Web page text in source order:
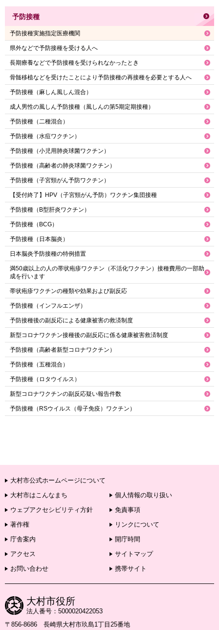
予防接種
予防接種実施指定医療機関
県外などで予防接種を受ける人へ
長期療養などで予防接種を受けられなかったとき
骨髄移植などを受けたことにより予防接種の再接種を必要とする人へ
予防接種（麻しん風しん混合）
成人男性の風しん予防接種（風しんの第5期定期接種）
予防接種（二種混合）
予防接種（水痘ワクチン）
予防接種（小児用肺炎球菌ワクチン）
予防接種（高齢者の肺炎球菌ワクチン）
予防接種（子宮頸がん予防ワクチン）
【受付終了】HPV（子宮頸がん予防）ワクチン集団接種
予防接種（B型肝炎ワクチン）
予防接種（BCG）
予防接種（日本脳炎）
日本脳炎予防接種の特例措置
満50歳以上の人の帯状疱疹ワクチン（不活化ワクチン）接種費用の一部助
成を行います
帯状疱疹ワクチンの種類や効果および副反応
予防接種（インフルエンザ）
予防接種後の副反応による健康被害の救済制度
新型コロナワクチン接種後の副反応に係る健康被害救済制度
予防接種（高齢者新型コロナワクチン）
予防接種（五種混合）
予防接種（ロタウイルス）
新型コロナワクチンの副反応疑い報告件数
予防接種（RSウイルス（母子免疫）ワクチン）
大村市公式ホームページについて
大村市はこんなまち
個人情報の取り扱い
ウェブアクセシビリティ方針
免責事項
著作権
リンクについて
庁舎案内
開庁時間
アクセス
サイトマップ
お問い合わせ
携帯サイト
大村市役所
法人番号：5000020422053
〒856-8686 長崎県大村市玖島1丁目25番地